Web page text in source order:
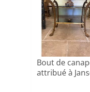
Bout de
attribué à